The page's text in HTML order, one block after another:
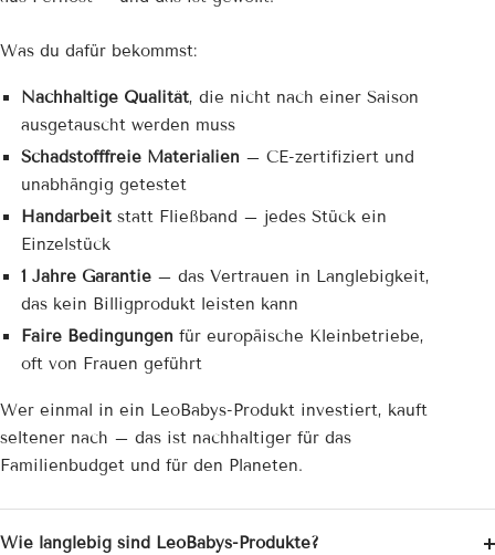
Was du dafür bekommst:
Nachhaltige Qualität, die nicht nach einer Saison
ausgetauscht werden muss
Schadstofffreie Materialien – CE-zertifiziert und
unabhängig getestet
Handarbeitstatt Fließband – jedes Stück ein
Einzelstück
1 Jahre Garantie– das Vertrauen in Langlebigkeit,
das kein Billigprodukt leisten kann
Faire Bedingungen für europäische Kleinbetriebe,
oft von Frauen geführt
Wer einmal in ein LeoBabys-Produkt investiert, kauft
seltener nach – das ist nachhaltiger für das
Familienbudget und für den Planeten.
Wie langlebig sind LeoBabys-Produkte?